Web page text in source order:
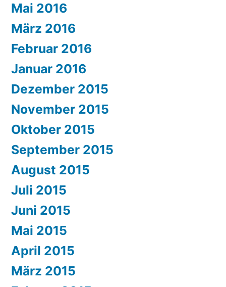
Mai 2016
März 2016
Februar 2016
Januar 2016
Dezember 2015
November 2015
Oktober 2015
September 2015
August 2015
Juli 2015
Juni 2015
Mai 2015
April 2015
März 2015